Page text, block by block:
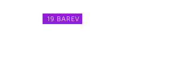
19 BAREV